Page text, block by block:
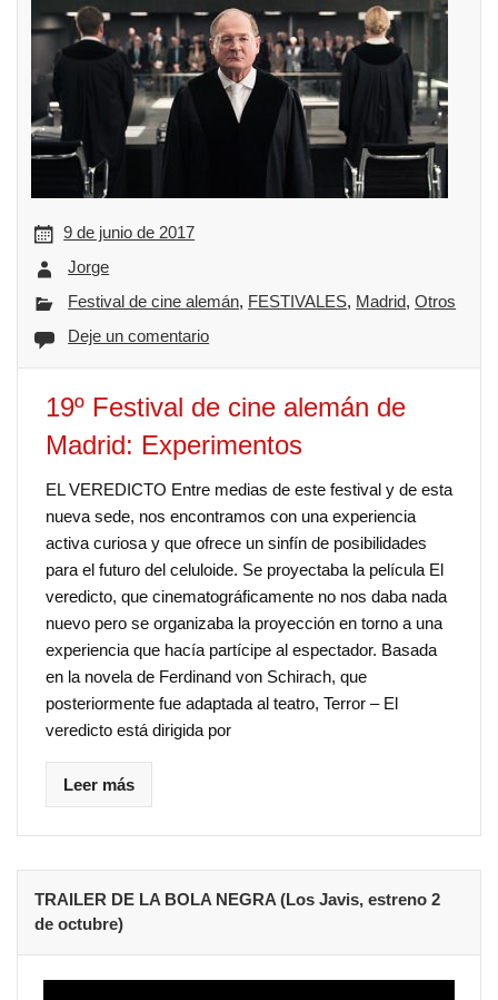
9 de junio de 2017
Jorge
Festival de cine alemán, FESTIVALES, Madrid,Otros
Deje un comentario
19º Festival de cine alemán de
Madrid: Experimentos
EL VEREDICTO Entre medias de este festival y de esta
nueva sede, nos encontramos con una experiencia
activa curiosa y que ofrece un sinfín de posibilidades
para el futuro del celuloide. Se proyectaba la película El
veredicto, que cinematográficamente no nos daba nada
nuevo pero se organizaba la proyección en torno a una
experiencia que hacía partícipe al espectador. Basada
en la novela de Ferdinand von Schirach, que
posteriormente fue adaptada al teatro, Terror – El
veredicto está dirigida por
Leer más
TRAILER DE LA BOLA NEGRA (Los Javis, estreno 2
de octubre)